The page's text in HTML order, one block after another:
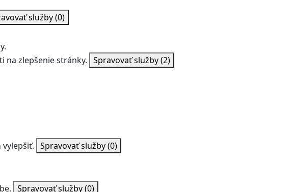
služby(0)
na zlepšenie stránky. Spravovať služby(2)
Spravovať služby(0)
Spravovať služby(0)